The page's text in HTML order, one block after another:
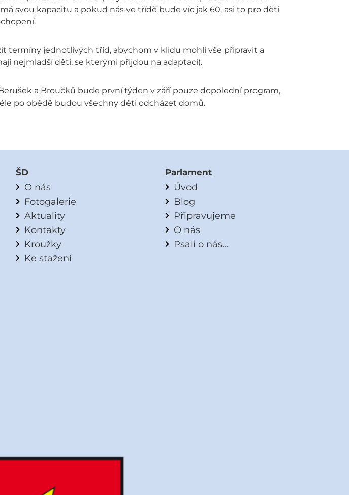
svou kapacitu a pokud nás ve třídě bude víc jak 60, asi to pro děti
termíny jednotlivých tříd, abychom v klidu mohli vše připravit a
nejmladší děti, se kterými přijdou na adaptaci).
a Broučků bude první týden v září pouze dopolední program,
po obědě budou všechny děti odcházet domů.
ŠD
O nás
Fotogalerie
Aktuality
Kontakty
Kroužky
Ke stažení
Parlament
Úvod
Blog
Připravujeme
O nás
Psali o nás…